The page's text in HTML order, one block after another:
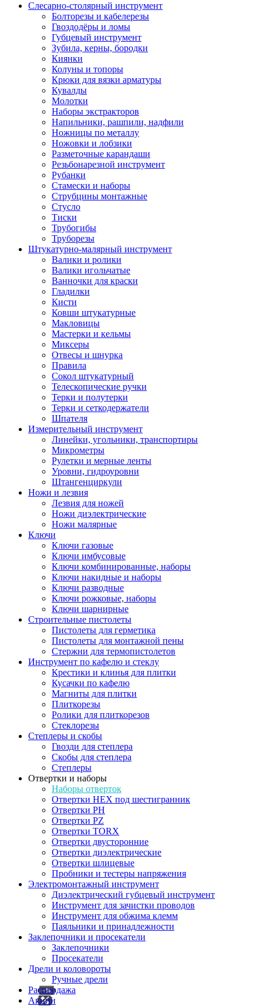
Слесарно-столярный инструмент
Болторезы и кабелерезы
Гвоздодёры и ломы
Губцевый инструмент
Зубила, керны, бородки
Киянки
Колуны и топоры
Крюки для вязки арматуры
Кувалды
Молотки
Наборы экстракторов
Напильники, рашпили, надфили
Ножницы по металлу
Ножовки и лобзики
Разметочные карандаши
Резьбонарезной инструмент
Рубанки
Стамески и наборы
Струбцины монтажные
Стусло
Тиски
Трубогибы
Труборезы
Штукатурно-малярный инструмент
Валики и ролики
Валики игольчатые
Ванночки для краски
Гладилки
Кисти
Ковши штукатурные
Макловицы
Мастерки и кельмы
Миксеры
Отвесы и шнурка
Правила
Сокол штукатурный
Телескопические ручки
Терки и полутерки
Терки и сеткодержатели
Шпателя
Измерительный инструмент
Линейки, угольники, транспортиры
Микрометры
Рулетки и мерные ленты
Уровни, гидроуровни
Штангенциркули
Ножи и лезвия
Лезвия для ножей
Ножи диэлектрические
Ножи малярные
Ключи
Ключи газовые
Ключи имбусовые
Ключи комбинированные, наборы
Ключи накидные и наборы
Ключи разводные
Ключи рожковые, наборы
Ключи шарнирные
Строительные пистолеты
Пистолеты для герметика
Пистолеты для монтажной пены
Стержни для термопистолетов
Инструмент по кафелю и стеклу
Крестики и клинья для плитки
Кусачки по кафелю
Магниты для плитки
Плиткорезы
Ролики для плиткорезов
Стеклорезы
Степлеры и скобы
Гвозди для степлера
Скобы для степлера
Степлеры
Отвертки и наборы
Наборы отверток
Отвертки HEX под шестигранник
Отвертки PH
Отвертки PZ
Отвертки TORX
Отвертки двусторонние
Отвертки диэлектрические
Отвертки шлицевые
Пробники и тестеры напряжения
Электромонтажный инструмент
Диэлектрический губцевый инструмент
Инструмент для зачистки проводов
Инструмент для обжима клемм
Паяльники и принадлежности
Заклепочники и просекатели
Заклепочники
Просекатели
Дрели и коловороты
Ручные дрели
Распродажа
Акции